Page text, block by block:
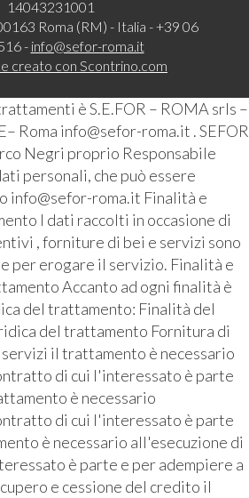
14043231001
Roma (RM) - Italia - +39 06
- info@sefor-roma.it
creato con Scontrino.com
è S.E.FOR – ROMA srls –
Roma info@sefor-roma.it . SEFOR
Negri proprio Responsabile
personali, che può essere
info@sefor-roma.it Finalità e
I dati raccolti in occasione di
, forniture di bei e servizi sono
per erogare il servizio. Finalità e
Accanto ad ogni finalità è
del trattamento: Finalità del
del trattamento Fornitura di
il trattamento è necessario
di cui l'interessato è parte
è necessario
di cui l'interessato è parte
è necessario all'esecuzione di
è parte e per adempiere a
e cessione del credito il